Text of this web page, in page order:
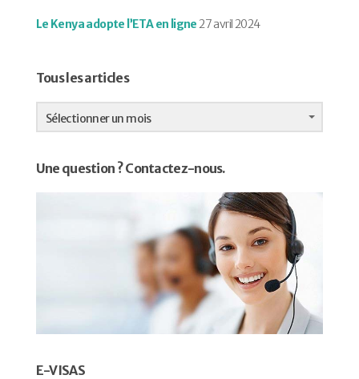
Le Kenya adopte l’ETA en ligne27 avril 2024
Tous les articles
Tous
les
articles
Sélectionner un mois
Une question ? Contactez-nous.
E-VISAS